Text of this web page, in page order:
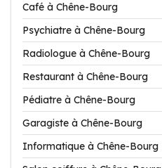
Café à Chêne-Bourg
Psychiatre à Chêne-Bourg
Radiologue à Chêne-Bourg
Restaurant à Chêne-Bourg
Pédiatre à Chêne-Bourg
Garagiste à Chêne-Bourg
Informatique à Chêne-Bourg